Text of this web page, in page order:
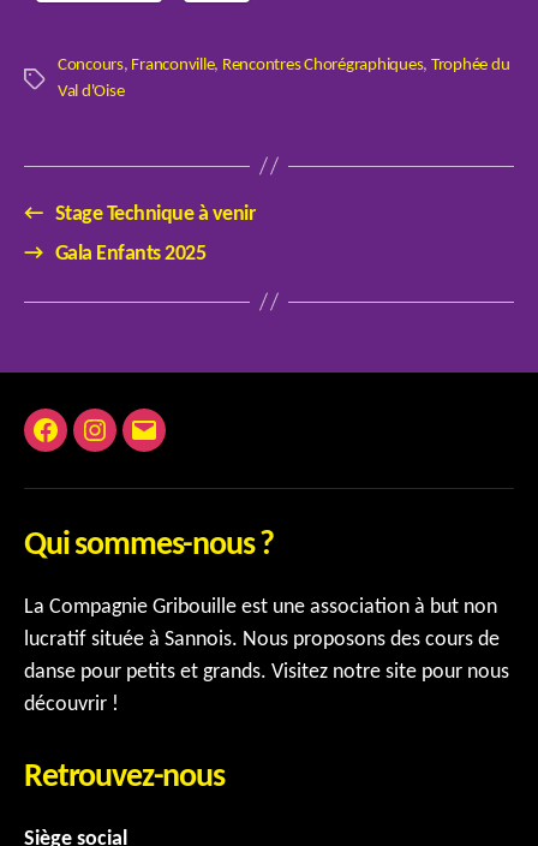
Étiquettes
Concours, Franconville, Rencontres Chorégraphiques, Trophée du
Val d'Oise
← Stage Technique à venir
→ Gala Enfants 2025
FacebookInstagram
E-
Qui sommes-nous ?
La Compagnie Gribouille est une association à but non
lucratif située à Sannois. Nous proposons des cours de
danse pour petits et grands. Visitez notre site pour nous
découvrir !
Retrouvez-nous
Siège social